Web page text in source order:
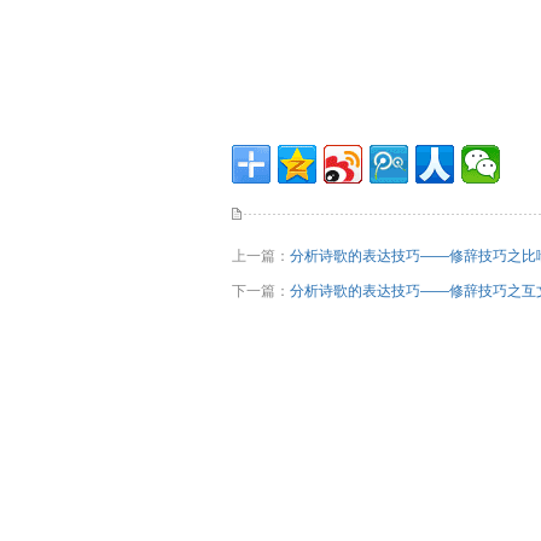
上一篇： 分析诗歌的表达技巧——修辞技巧之比
下一篇： 分析诗歌的表达技巧——修辞技巧之互